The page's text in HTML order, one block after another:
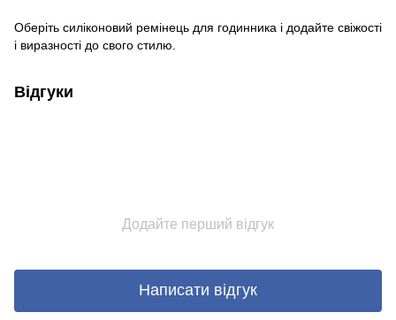
Оберіть силіконовий ремінець для годинника і додайте свіжості
і виразності до свого стилю.
Відгуки
Додайте перший відгук
Написати відгук